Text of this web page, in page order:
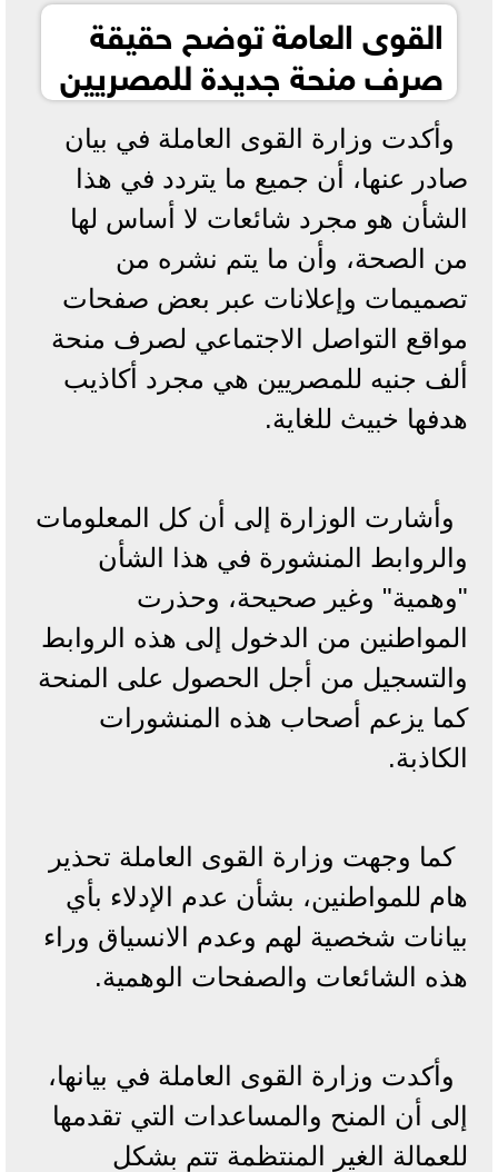
القوى العامة توضح حقيقة
صرف منحة جديدة للمصريين
وأكدت وزارة القوى العاملة في بيان
صادر عنها، أن جميع ما يتردد في هذا
الشأن هو مجرد شائعات لا أساس لها
من الصحة، وأن ما يتم نشره من
تصميمات وإعلانات عبر بعض صفحات
مواقع التواصل الاجتماعي لصرف منحة
ألف جنيه للمصريين هي مجرد أكاذيب
هدفها خبيث للغاية.
وأشارت الوزارة إلى أن كل المعلومات
والروابط المنشورة في هذا الشأن
"وهمية" وغير صحيحة، وحذرت
المواطنين من الدخول إلى هذه الروابط
والتسجيل من أجل الحصول على المنحة
كما يزعم أصحاب هذه المنشورات
الكاذبة.
كما وجهت وزارة القوى العاملة تحذير
هام للمواطنين، بشأن عدم الإدلاء بأي
بيانات شخصية لهم وعدم الانسياق وراء
هذه الشائعات والصفحات الوهمية.
وأكدت وزارة القوى العاملة في بيانها،
إلى أن المنح والمساعدات التي تقدمها
للعمالة الغير المنتظمة تتم بشكل